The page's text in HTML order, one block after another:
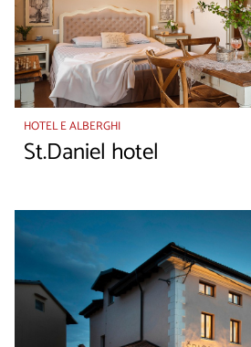
HOTEL E ALBERGHI
St.Daniel hotel